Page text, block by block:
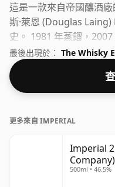
這是一款來自帝國釀酒
斯·萊恩 (Douglas
史。 1981 年蒸餾，
升。
最後出現於： The Whisky
更多來自 IMPERIAL
Imperial
Company)
500ml • 46.5%